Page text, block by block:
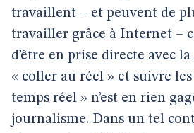
travaillent – et peuvent de
travailler grâce à Internet –
d’être en prise directe avec
« coller au réel » et suivre
temps réel » n’est en rien
journalisme. Dans un tel